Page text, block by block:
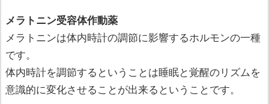
メラトニン受容体作動薬
メラトニンは体内時計の調節に影響するホルモンの一種
です。
体内時計を調節するということは睡眠と覚醒のリズムを
意識的に変化させることが出来るということです。